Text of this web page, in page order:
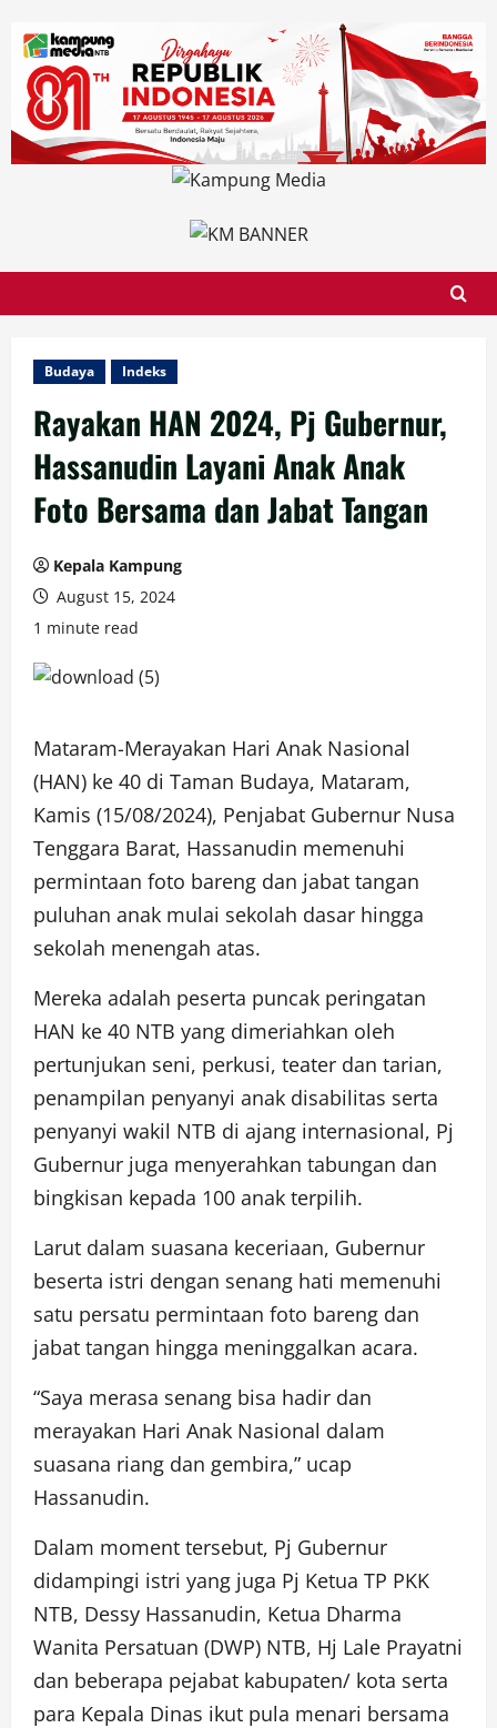
content
Budaya Indeks
Rayakan HAN 2024, Pj Gubernur,
Hassanudin Layani Anak Anak
Foto Bersama dan Jabat Tangan
Kepala Kampung
August 15, 2024
1 minute read
Mataram-Merayakan Hari Anak Nasional
(HAN) ke 40 di Taman Budaya, Mataram,
Kamis (15/08/2024), Penjabat Gubernur Nusa
Tenggara Barat, Hassanudin memenuhi
permintaan foto bareng dan jabat tangan
puluhan anak mulai sekolah dasar hingga
sekolah menengah atas.
Mereka adalah peserta puncak peringatan
HAN ke 40 NTB yang dimeriahkan oleh
pertunjukan seni, perkusi, teater dan tarian,
penampilan penyanyi anak disabilitas serta
penyanyi wakil NTB di ajang internasional, Pj
Gubernur juga menyerahkan tabungan dan
bingkisan kepada 100 anak terpilih.
Larut dalam suasana keceriaan, Gubernur
beserta istri dengan senang hati memenuhi
satu persatu permintaan foto bareng dan
jabat tangan hingga meninggalkan acara.
“Saya merasa senang bisa hadir dan
merayakan Hari Anak Nasional dalam
suasana riang dan gembira,” ucap
Hassanudin.
Dalam moment tersebut, Pj Gubernur
didampingi istri yang juga Pj Ketua TP PKK
NTB, Dessy Hassanudin, Ketua Dharma
Wanita Persatuan (DWP) NTB, Hj Lale Prayatni
dan beberapa pejabat kabupaten/ kota serta
para Kepala Dinas ikut pula menari bersama